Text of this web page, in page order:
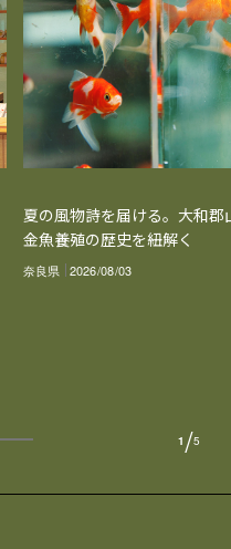
夏の風物詩を届ける。大和郡
金魚養殖の歴史を紐解く
奈良県 2026/08/03
1 /5